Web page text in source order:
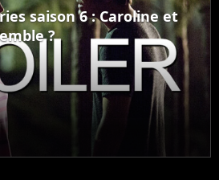
saison 6 : Caroline et
?